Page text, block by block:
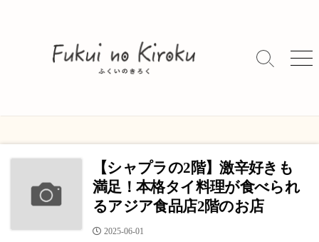
ス
検
替
メ
【シャプラの2階】激辛好きも
満足！本格タイ料理が食べられ
るアジア食品店2階のお店
公
2025-06-01